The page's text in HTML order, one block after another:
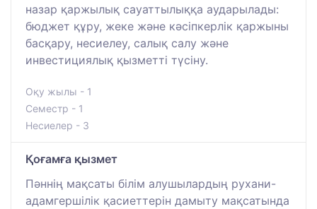
назар қаржылық сауаттылыққа аударылады:
бюджет құру, жеке және кәсіпкерлік қаржыны
басқару, несиелеу, салық салу және
инвестициялық қызметті түсіну.
Оқу жылы - 1
Семестр - 1
Несиелер - 3
Қоғамға қызмет
Пәннің мақсаты білім алушылардың рухани-
адамгершілік қасиеттерін дамыту мақсатында